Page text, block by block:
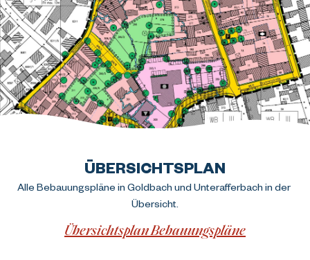
ÜBERSICHTSPLAN
Alle Bebauungspläne in Goldbach und Unterafferbach in der
Übersicht.
Übersichtsplan Bebauungspläne